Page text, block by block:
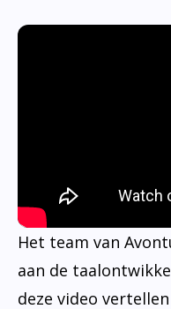
Het team van
aan de
deze video